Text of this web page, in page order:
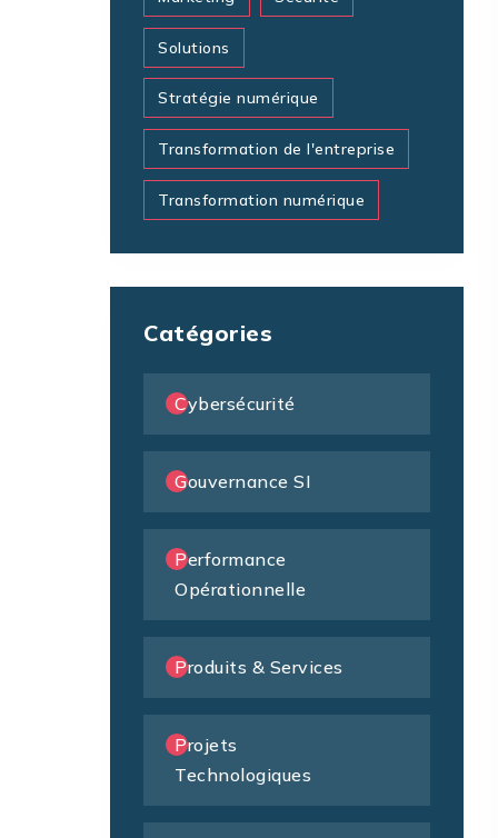
Solutions
Stratégie numérique
Transformation de l'entreprise
Transformation numérique
Catégories
Cybersécurité
Gouvernance SI
Performance
Opérationnelle
Produits & Services
Projets
Technologiques